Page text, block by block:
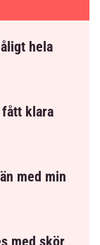
hela
fått klara
med min